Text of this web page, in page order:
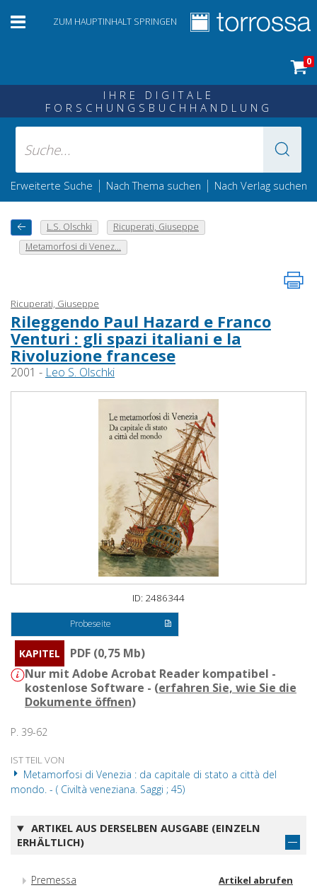
ZUM HAUPTINHALT SPRINGEN
0
IHRE DIGITALE
FORSCHUNGSBUCHHANDLUNG
Erweiterte Suche | Nach Thema suchen | Nach Verlag suchen
L.S. Olschki
Ricuperati, Giuseppe
Metamorfosi di Venez...
Ricuperati, Giuseppe
Rileggendo Paul Hazard e Franco
Venturi : gli spazi italiani e la
Rivoluzione francese
2001 - Leo S. Olschki
ID: 2486344
Probeseite
KAPITEL
PDF (0,75 Mb)
Nur mit Adobe Acrobat Reader kompatibel -
kostenlose Software - (erfahren Sie, wie Sie die
Dokumente öffnen)
P. 39-62
IST TEIL VON
Metamorfosi di Venezia : da capitale di stato a città del
mondo. - ( Civiltà veneziana. Saggi ; 45)
ARTIKEL AUS DERSELBEN AUSGABE (EINZELN
ERHÄLTLICH)
Premessa Artikel abrufen